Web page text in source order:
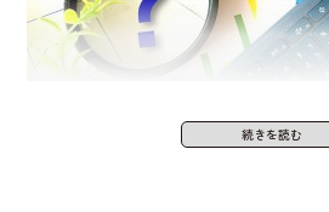
看板やチラシを見て、「あの場所
と興味を持ってくれる可能性があり
開業初期の集客がス
設計や施工の時間がほ